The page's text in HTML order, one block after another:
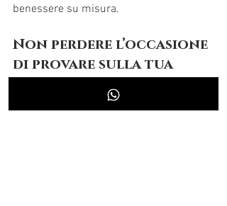
benessere su misura.
Non perdere l’occasione
di provare sulla tua
pelle un benessere
diverso, profondo,